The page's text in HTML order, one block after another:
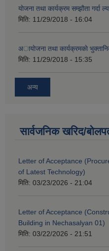
याेजना तथा कार्यक्रम सम्झाैता गर्दा
मिति: 11/29/2018 - 16:04
अायाेजना तथा कार्यक्रमकाे
मिति: 11/29/2018 - 15:35
अन्य
सार्वजनिक खरिद/
Letter of Acceptance
of Latest Technology)
मिति: 03/23/2026 - 21:04
Letter of Acceptance
Building in Nechasalyan 01)
मिति: 03/22/2026 - 21:51